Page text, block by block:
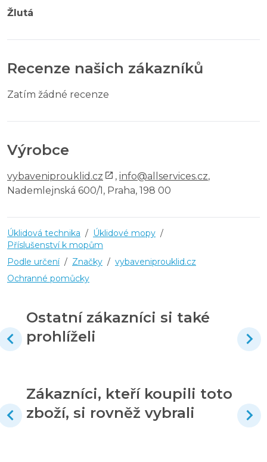
Žlutá
Recenze našich zákazníků
Zatím žádné recenze
Výrobce
vybaveniprouklid.cz , info@allservices.cz,
Nademlejnská 600/1, Praha, 198 00
Úklidová technika / Úklidové mopy /
Příslušenství k mopům
Podle určení / Značky / vybaveniprouklid.cz
Ochranné pomůcky
Ostatní zákazníci si také
prohlíželi
Zákazníci, kteří koupili toto
zboží, si rovněž vybrali